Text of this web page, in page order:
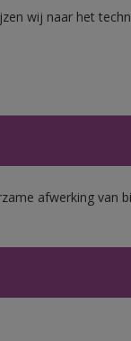
wij naar het
afwerking van